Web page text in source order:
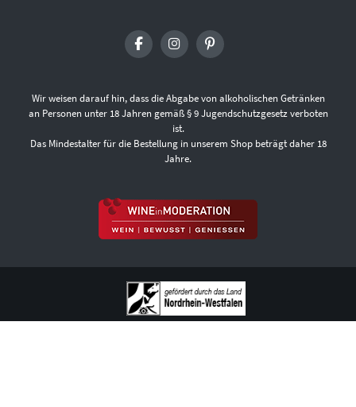
Wir weisen darauf hin, dass die Abgabe von alkoholischen Getränken
an Personen unter 18 Jahren gemäß § 9 Jugendschutzgesetz verboten
ist.
Das Mindestalter für die Bestellung in unserem Shop beträgt daher 18
Jahre.